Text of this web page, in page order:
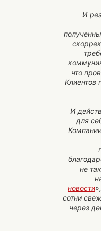
И
что
Клиентов
И
для
не
новости
сотни
через